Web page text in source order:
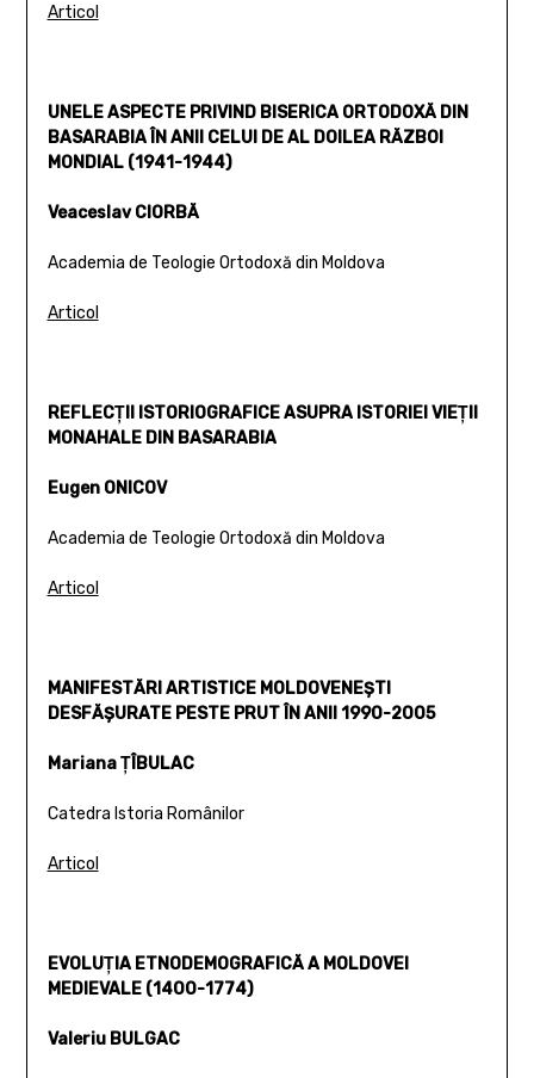
Articol
UNELE ASPECTE PRIVIND BISERICA ORTODOXĂ DIN
BASARABIA ÎN ANII CELUI DE AL DOILEA RĂZBOI
MONDIAL (1941-1944)
Veaceslav CIORBĂ
Academia de Teologie Ortodoxă din Moldova
Articol
REFLECŢII ISTORIOGRAFICE ASUPRA ISTORIEI VIEŢII
MONAHALE DIN BASARABIA
Eugen ONICOV
Academia de Teologie Ortodoxă din Moldova
Articol
MANIFESTĂRI ARTISTICE MOLDOVENEŞTI
DESFĂŞURATE PESTE PRUT ÎN ANII 1990-2005
Mariana ŢÎBULAC
Catedra Istoria Românilor
Articol
EVOLUŢIA ETNODEMOGRAFICĂ A MOLDOVEI
MEDIEVALE (1400-1774)
Valeriu BULGAC